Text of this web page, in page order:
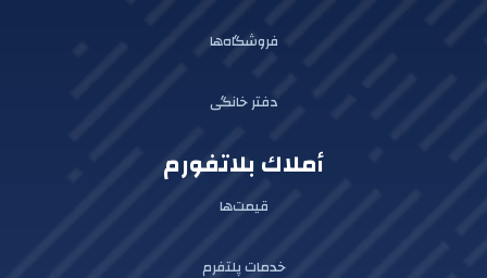
فروشگاه‌ها
دفتر خانگی
أملاك بلاتفورم
قیمت‌ها
خدمات پلتفرم